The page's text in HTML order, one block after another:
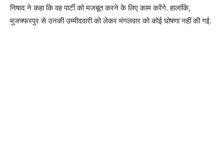
निषाद ने कहा कि वह पार्टी को मजबूत करने के लिए काम करेंगे. हालांकि,
मुजफ्फरपुर से उनकी उम्मीदवारी को लेकर मंगलवार को कोई घोषणा नहीं की गई.